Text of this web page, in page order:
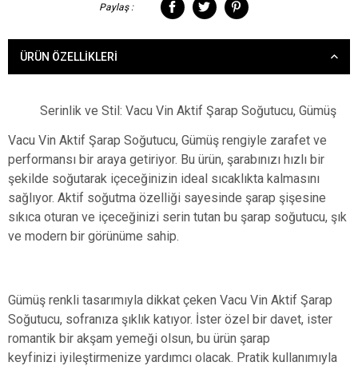
Paylaş :
ÜRÜN ÖZELLIKLERI
Serinlik ve Stil: Vacu Vin Aktif Şarap Soğutucu, Gümüş
Vacu Vin Aktif Şarap Soğutucu, Gümüş rengiyle zarafet ve
performansı bir araya getiriyor. Bu ürün, şarabınızı hızlı bir
şekilde soğutarak içeceğinizin ideal sıcaklıkta kalmasını
sağlıyor. Aktif soğutma özelliği sayesinde şarap şişesine
sıkıca oturan ve içeceğinizi serin tutan bu şarap soğutucu, şık
ve modern bir görünüme sahip.
Gümüş renkli tasarımıyla dikkat çeken Vacu Vin Aktif Şarap
Soğutucu, sofranıza şıklık katıyor. İster özel bir davet, ister
romantik bir akşam yemeği olsun, bu ürün şarap
keyfinizi iyileştirmenize yardımcı olacak. Pratik kullanımıyla